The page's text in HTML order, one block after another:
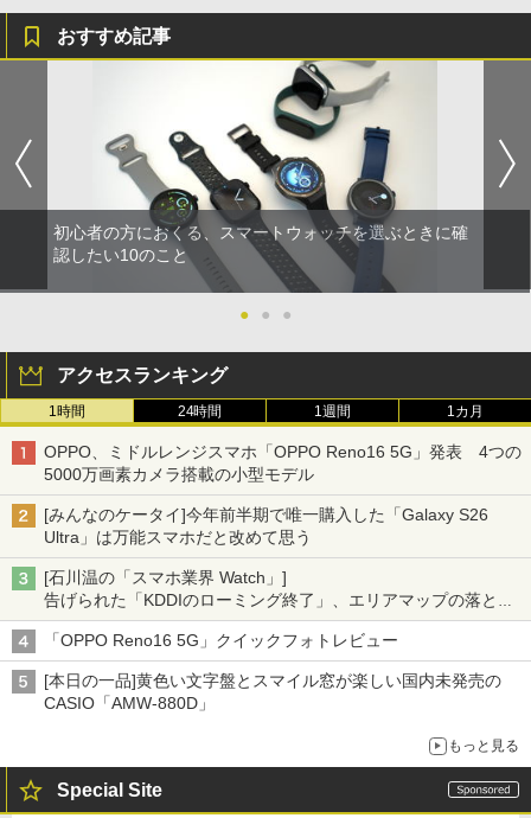
おすすめ記事
初心者の方におくる、スマートウォッチを選ぶときに確
認したい10のこと
● ● ●
アクセスランキング
1時間 24時間 1週間 1カ月
OPPO、ミドルレンジスマホ「OPPO Reno16 5G」発表 4つの
5000万画素カメラ搭載の小型モデル
[みんなのケータイ]今年前半期で唯一購入した「Galaxy S26
Ultra」は万能スマホだと改めて思う
[石川温の「スマホ業界 Watch」]
告げられた「KDDIのローミング終了」、エリアマップの落とし
穴と楽天モバイルの課題
「OPPO Reno16 5G」クイックフォトレビュー
[本日の一品]黄色い文字盤とスマイル窓が楽しい国内未発売の
CASIO「AMW-880D」
もっと見る
Special Site